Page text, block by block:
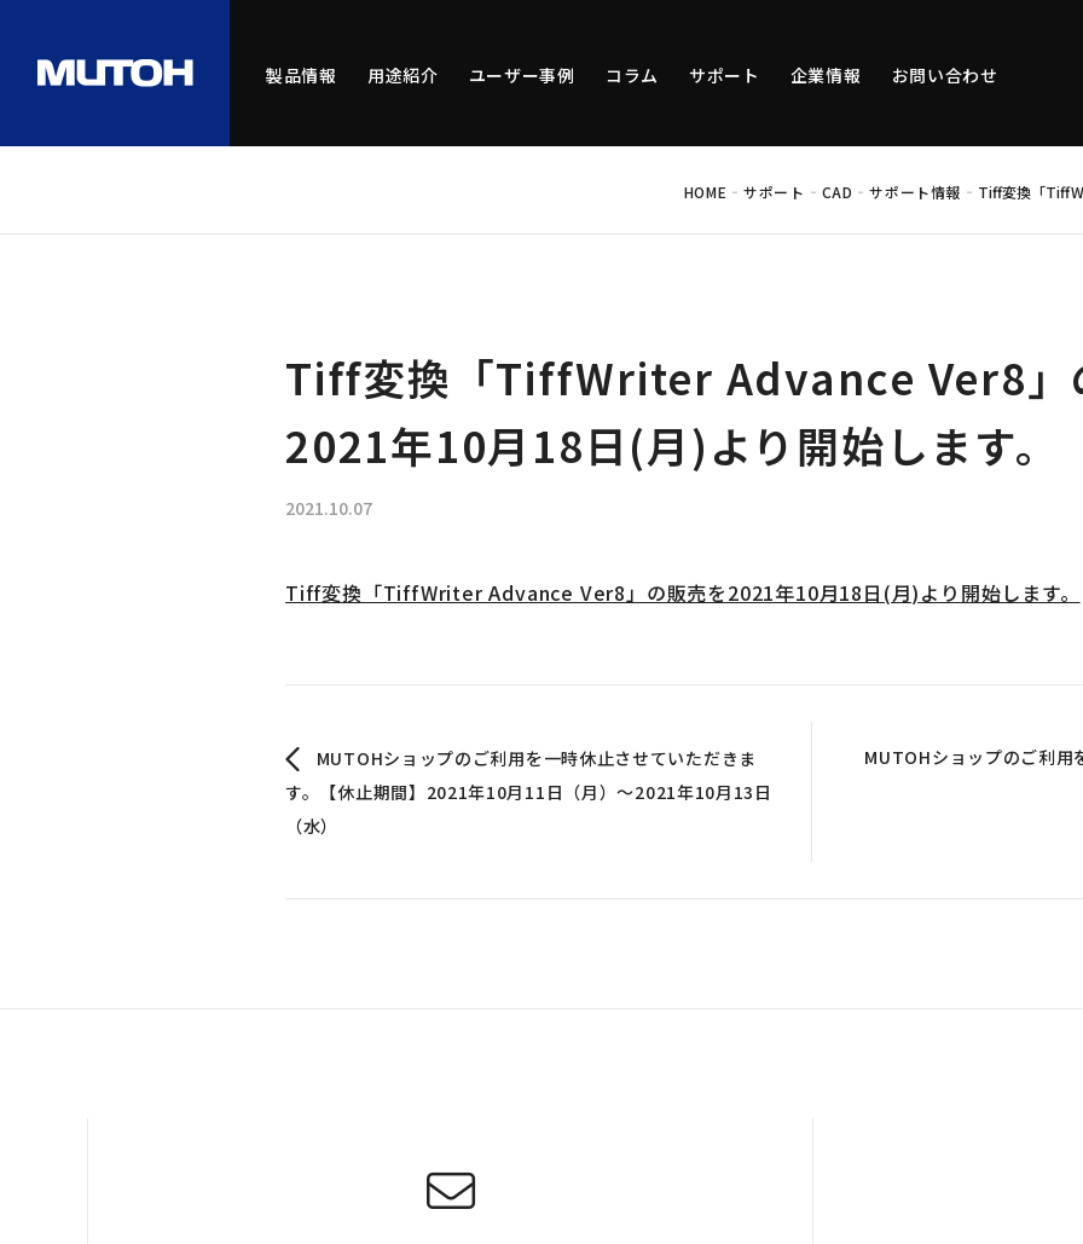
製品情報 用途紹介 ユーザー事例 コラム サポート 企業情報 お問い合わせ
HOME -サポート - CAD -サポート情報 - Tiff変換「
Tiff変換「TiffWriter Advance Ver8」
2021年10月18日(月)より開始します。
2021.10.07
Tiff変換「TiffWriter Advance Ver8」の販売を2021年10月18日(月)より開始します。
MUTOHショップのご利用を一時休止させていただきま
す。【休止期間】2021年10月11日（月）～2021年10月13日
（水）
MUTOHショップのご利用